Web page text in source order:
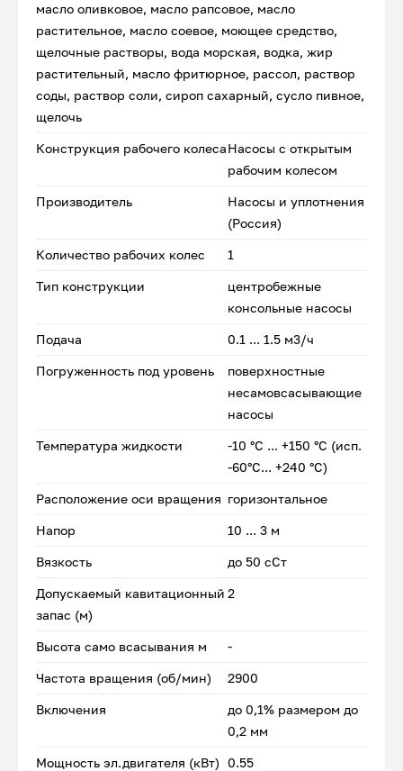
масло оливковое, масло рапсовое, масло
растительное, масло соевое, моющее средство,
щелочные растворы, вода морская, водка, жир
растительный, масло фритюрное, рассол, раствор
соды, раствор соли, сироп сахарный, сусло пивное,
щелочь
Конструкция рабочего колесаНасосы с открытым
рабочим колесом
Производитель
Насосы и уплотнения
(Россия)
Количество рабочих колес 1
Тип конструкции
центробежные
консольные насосы
Подача 0.1 ... 1.5 м3/ч
Погруженность под уровень
поверхностные
несамовсасывающие
насосы
Температура жидкости
-10 °С ... +150 °С (исп.
-60°С... +240 °С)
Расположение оси вращения горизонтальное
Напор 10 ... 3 м
Вязкость до 50 сСт
Допускаемый кавитационный
запас (м)
2
Высота само всасывания м -
Частота вращения (об/мин) 2900
Включения
до 0,1% размером до
0,2 мм
Мощность эл.двигателя (кВт) 0.55